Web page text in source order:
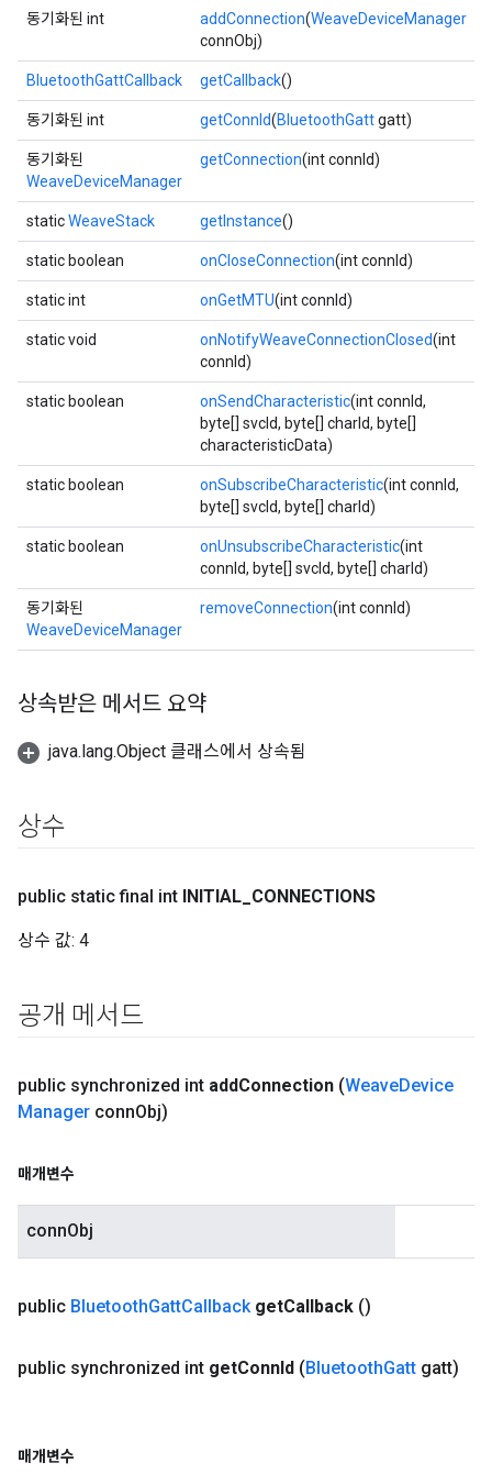
동기화된 int addConnection(WeaveDeviceManager
connObj)
BluetoothGattCallback getCallback()
동기화된 int getConnId(BluetoothGattgatt)
동기화된
WeaveDeviceManager
getConnection(int connId)
staticWeaveStack getInstance()
static boolean onCloseConnection(int connId)
static int onGetMTU(int connId)
static void onNotifyWeaveConnectionClosed(int
connId)
static boolean onSendCharacteristic(int connId,
byte[] svcId, byte[] charId, byte[]
characteristicData)
static boolean onSubscribeCharacteristic(int connId,
byte[] svcId, byte[] charId)
static boolean onUnsubscribeCharacteristic(int
connId, byte[] svcId, byte[] charId)
동기화된
WeaveDeviceManager
removeConnection(int connId)
상속받은 메서드 요약
java.lang.Object 클래스에서 상속됨
상수
public static final int INITIAL CONNECTIONS
상수 값: 4
공개 메서드
public synchronized int addConnection (WeaveDevice
Manager connObj)
매개변수
connObj
public BluetoothGattCallback getCallback ()
public synchronized int getConnId (BluetoothGatt gatt)
매개변수